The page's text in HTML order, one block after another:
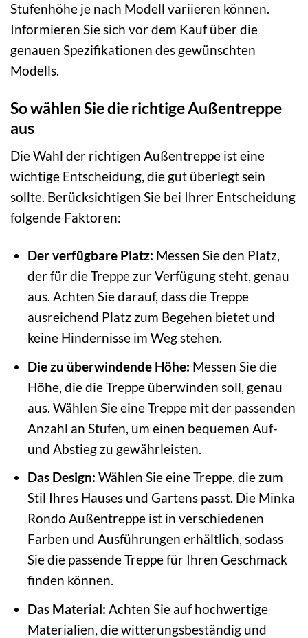
Stufenhöhe je nach Modell variieren können.
Informieren Sie sich vor dem Kauf über die
genauen Spezifikationen des gewünschten
Modells.
So wählen Sie die richtige Außentreppe
aus
Die Wahl der richtigen Außentreppe ist eine
wichtige Entscheidung, die gut überlegt sein
sollte. Berücksichtigen Sie bei Ihrer Entscheidung
folgende Faktoren:
Der verfügbare Platz: Messen Sie den Platz,
der für die Treppe zur Verfügung steht, genau
aus. Achten Sie darauf, dass die Treppe
ausreichend Platz zum Begehen bietet und
keine Hindernisse im Weg stehen.
Die zu überwindende Höhe: Messen Sie die
Höhe, die die Treppe überwinden soll, genau
aus. Wählen Sie eine Treppe mit der passenden
Anzahl an Stufen, um einen bequemen Auf-
und Abstieg zu gewährleisten.
Das Design: Wählen Sie eine Treppe, die zum
Stil Ihres Hauses und Gartens passt. Die Minka
Rondo Außentreppe ist in verschiedenen
Farben und Ausführungen erhältlich, sodass
Sie die passende Treppe für Ihren Geschmack
finden können.
Das Material: Achten Sie auf hochwertige
Materialien, die witterungsbeständig und